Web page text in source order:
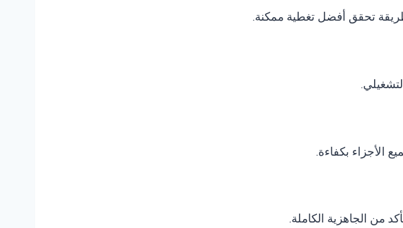
تحقق أفضل تغطية ممكنة.
الأجزاء بكفاءة.
من الجاهزية الكاملة.